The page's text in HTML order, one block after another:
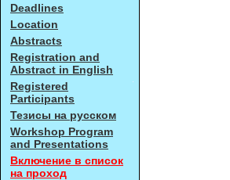
Deadlines
Location
Abstracts
Registration and
Abstract in English
Registered
Participants
Тезисы на русском
Workshop Program
and Presentations
Включение в список
на проход